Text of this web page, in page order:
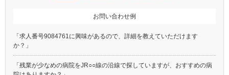
お問い合わせ例
「求人番号9084761に興味があるので、詳細を教えていただけます
か？」
「残業が少なめの病院をJR○○線の沿線で探していますが、おすすめの病